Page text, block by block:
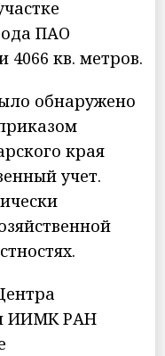
ПАО
кв. метров.
обнаружено
края
учет.
ИИМК РАН